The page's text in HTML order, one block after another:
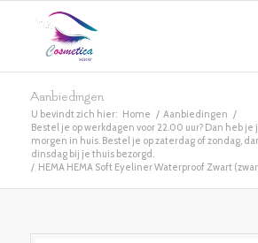
Aanbiedingen
U bevindt zich hier: Home / Aanbiedingen /
Bestel je op werkdagen voor 22.00 uur? Dan heb
morgen in huis. Bestel je op zaterdag of zondag,
dinsdag bij je thuis bezorgd.
/ HEMA HEMA Soft Eyeliner Waterproof Zwart